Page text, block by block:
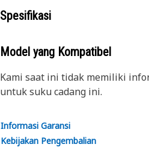
Spesifikasi
Model yang Kompatibel
Kami saat ini tidak memiliki
untuk suku cadang ini.
Informasi Garansi
Kebijakan Pengembalian